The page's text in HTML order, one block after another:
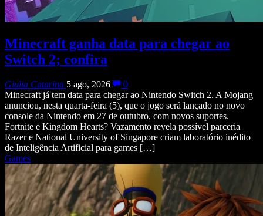
Minecraft ganha data para chegar ao
Switch 2; confira
Giulia Catarina 5 ago, 2026
0
Minecraft já tem data para chegar ao Nintendo Switch 2. A Mojang
anunciou, nesta quarta-feira (5), que o jogo será lançado no novo
console da Nintendo em 27 de outubro, com novos suportes.
Fortnite e Kingdom Hearts? Vazamento revela possível parceria
Razer e National University of Singapore criam laboratório inédito
de Inteligência Artificial para games […]
Games